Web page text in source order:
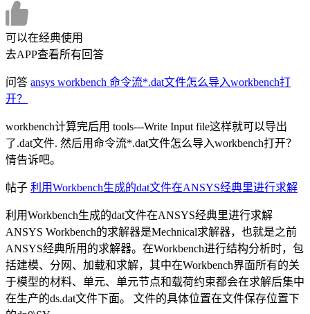
可以在经典使用
去APP查看所有回答
问答 ansys workbench 命令流*.dat文件怎么导入workbench打
开？
workbench计算完后用 tools---Write Input file这样就可以导出
了.dat文件. 然后用命令流*.dat文件怎么导入workbench打开？
情告诉吧。
帖子 利用Workbench生成的dat文件在ANSYS经典里进行求解
利用Workbench生成的dat文件在ANSYS经典里进行求解
ANSYS Workbench的求解器是Mechnical求解器，也就是之前
ANSYS经典所用的求解器。在Workbench进行结构分析时，包
括建模、分网、加载和求解，其中在Workbench界面所有的关
于模型的材料、单元、单元节点和载荷约束都会在求解后集中
在生产的ds.dat文件下面。 文件的具体位置在文件保存位置下